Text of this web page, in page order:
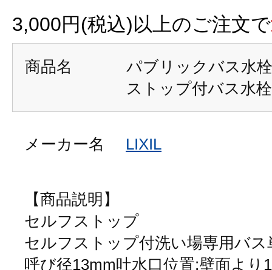
3,000円(税込)以上のご注文で
商品名
パブリックバス水
ストップ付バス水
メーカー名 LIXIL
【商品説明】
セルフストップ
セルフストップ付洗い場専用バス
呼び径13mm吐水口位置:壁面より